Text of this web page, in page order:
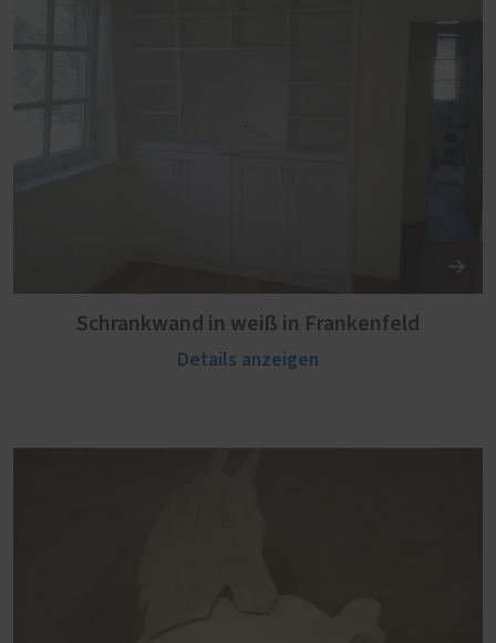
Schrankwand in weiß in Frankenfeld
Details anzeigen